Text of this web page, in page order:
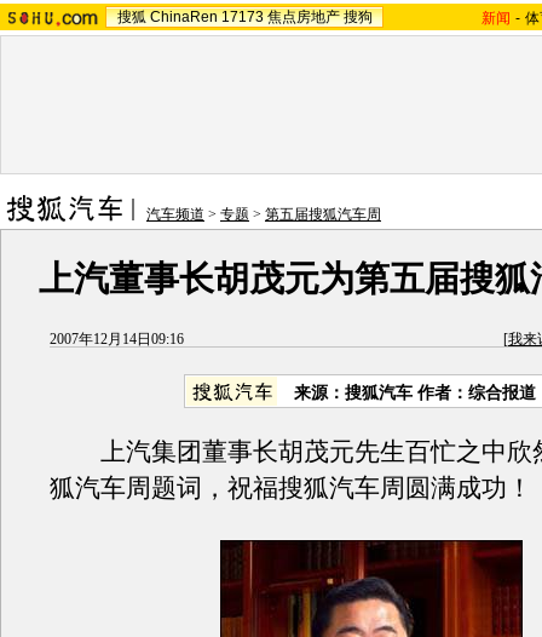
搜狐 ChinaRen 17173 焦点房地产 搜狗 新闻 -
汽车频道 > 专题 > 第五届搜狐汽车周
上汽董事长胡茂元为第五届搜狐
2007年12月14日09:16 [我来
来源：搜狐汽车 作者：综合报道
上汽集团董事长胡茂元先生百忙之中欣
狐汽车周题词，祝福搜狐汽车周圆满成功！